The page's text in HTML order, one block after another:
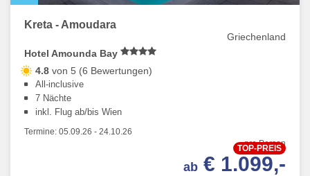
Kreta - Amoudara
Griechenland
Hotel Amounda Bay
4.8 von 5 (6 Bewertungen)
All-inclusive
7 Nächte
inkl. Flug ab/bis Wien
Termine: 05.09.26 - 24.10.26
pro Person
TOP-PREIS
ab € 1.099,-